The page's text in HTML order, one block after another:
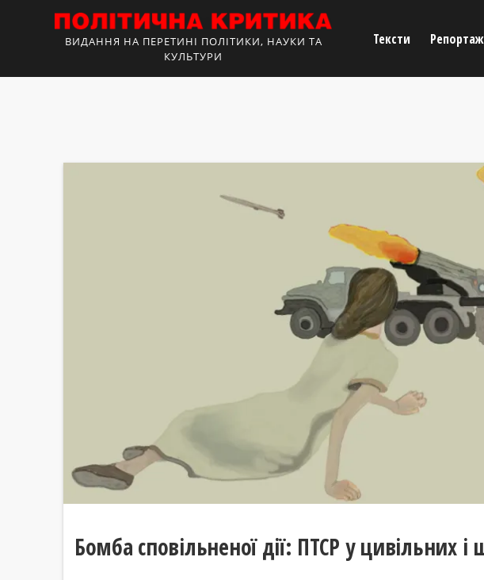
ВИДАННЯ НА ПЕРЕТИНІ ПОЛІТИКИ, НАУКИ ТА
КУЛЬТУРИ
Тексти
Бомба сповільненої дії: ПТСР у цивільних